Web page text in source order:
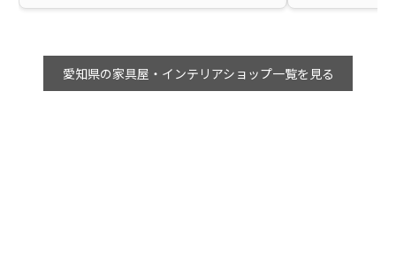
愛知県の家具屋・インテリアショップ一覧を見る